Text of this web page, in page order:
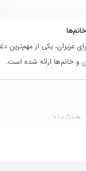
یکی از مهم‌ترین
و خانم‌ها ارائه شده است.